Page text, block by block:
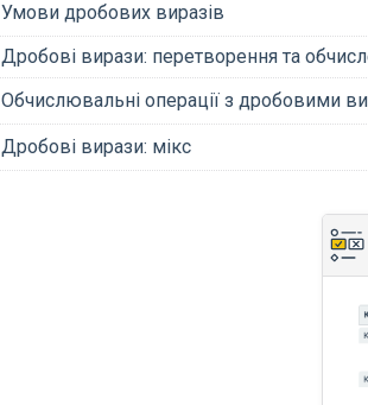
Умови дробових виразів
Дробові вирази: перетворення та
Обчислювальні операції з дробовими
Дробові вирази: мікс